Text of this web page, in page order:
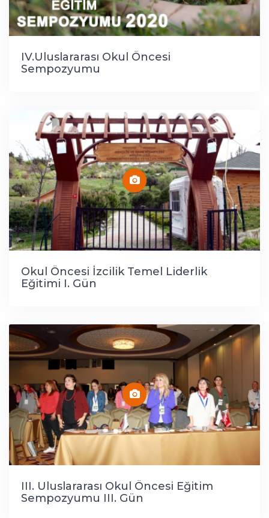
IV.Uluslararası Okul Öncesi
Sempozyumu
Okul Öncesi İzcilik Temel Liderlik
Eğitimi I. Gün
III. Uluslararası Okul Öncesi Eğitim
Sempozyumu III. Gün